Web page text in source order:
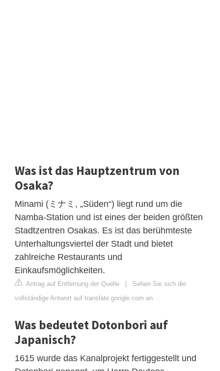
Was ist das Hauptzentrum von
Osaka?
Minami (ミナミ, „Süden“) liegt rund um die
Namba-Station und ist eines der beiden größten
Stadtzentren Osakas. Es ist das berühmteste
Unterhaltungsviertel der Stadt und bietet
zahlreiche Restaurants und
Einkaufsmöglichkeiten.
Antrag auf Entfernung der Quelle | Sehen Sie sich die
vollständige Antwort auf translate.google.com an
Was bedeutet Dotonbori auf
Japanisch?
1615 wurde das Kanalprojekt fertiggestellt und